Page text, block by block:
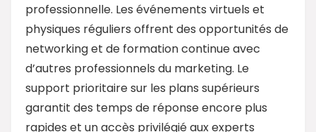
professionnelle. Les événements virtuels et
physiques réguliers offrent des opportunités de
networking et de formation continue avec
d’autres professionnels du marketing. Le
support prioritaire sur les plans supérieurs
garantit des temps de réponse encore plus
rapides et un accès privilégié aux experts